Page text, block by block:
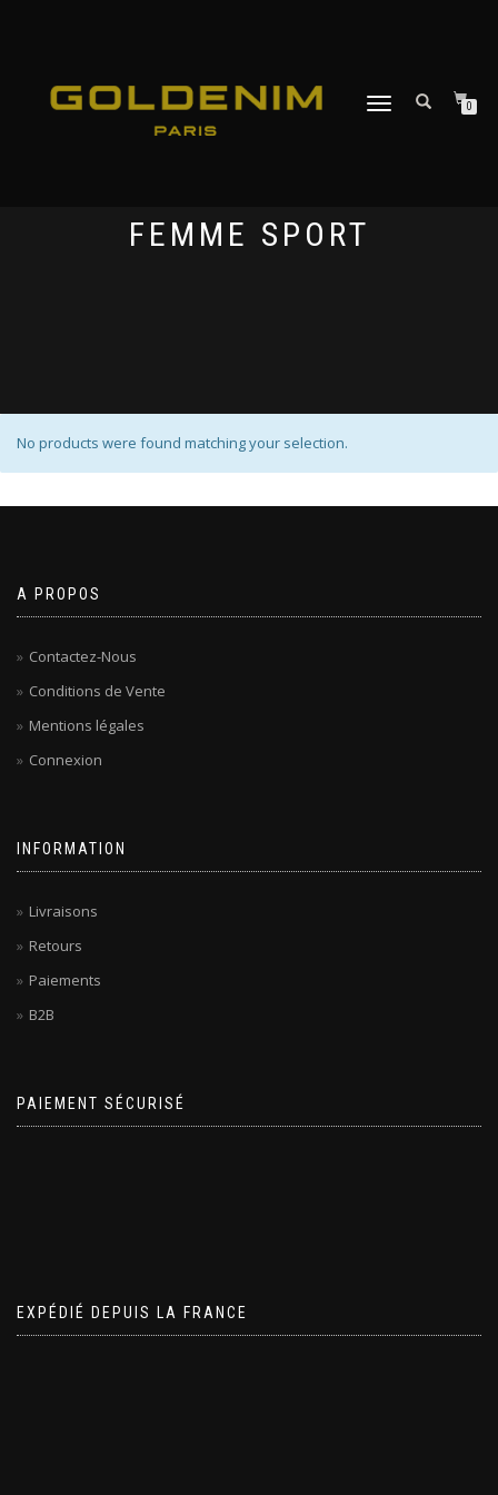
DÉPLIER
0
FEMME SPORT
No products were found matching your selection.
A PROPOS
Contactez-Nous
Conditions de Vente
Mentions légales
Connexion
INFORMATION
Livraisons
Retours
Paiements
B2B
PAIEMENT SÉCURISÉ
EXPÉDIÉ DEPUIS LA FRANCE